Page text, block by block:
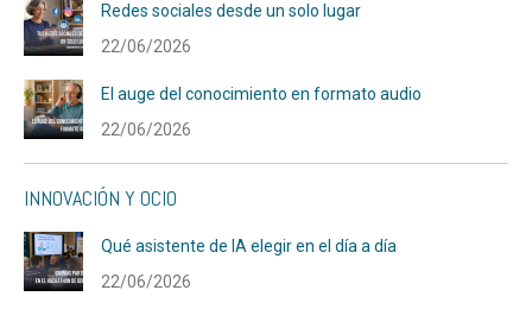
Redes sociales desde un solo lugar
22/06/2026
El auge del conocimiento en formato audio
22/06/2026
INNOVACIÓN Y OCIO
Qué asistente de IA elegir en el día a día
22/06/2026